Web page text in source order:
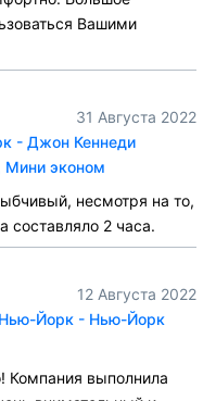
Вашими
31 Августа 2022
- Джон Кеннеди
Мини эконом
несмотря на то,
составляло 2 часа.
12 Августа 2022
Йорк - Нью-Йорк
Компания выполнила